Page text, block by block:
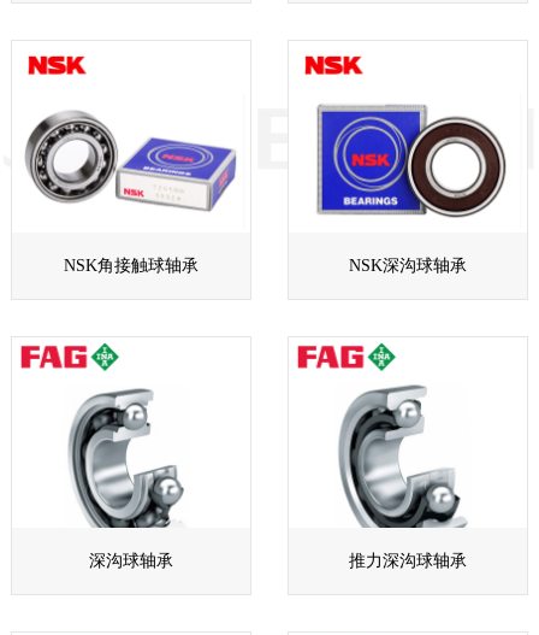
NSK角接触球轴承 NSK深沟球轴承
深沟球轴承 推力深沟球轴承